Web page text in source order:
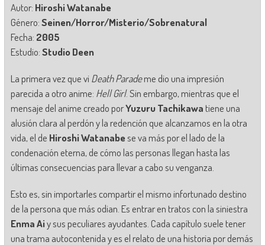
Autor: Hiroshi Watanabe
Género:Seinen/Horror/Misterio/Sobrenatural
Fecha: 2005
Estudio:Studio Deen
La primera vez que viDeath Parademe dio una impresión
parecida a otro anime: Hell Girl. Sin embargo, mientras que el
mensaje del anime creado porYuzuru Tachikawa tiene una
alusión clara al perdón y la redención que alcanzamos en la otra
vida, el de Hiroshi Watanabese va más por el lado de la
condenación eterna, de cómo las personas llegan hasta las
últimas consecuencias para llevar a cabo su venganza.
Esto es, sin importarles compartir el mismo infortunado destino
de la persona que más odian. Es entrar en tratos con la siniestra
Enma Aiy sus peculiares ayudantes. Cada capítulo suele tener
una trama autocontenida y es el relato de una historia por demás